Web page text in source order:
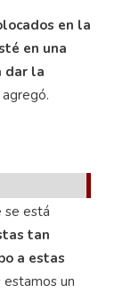
en la
en una
dar la
agregó.
se está
tan
a estas
un